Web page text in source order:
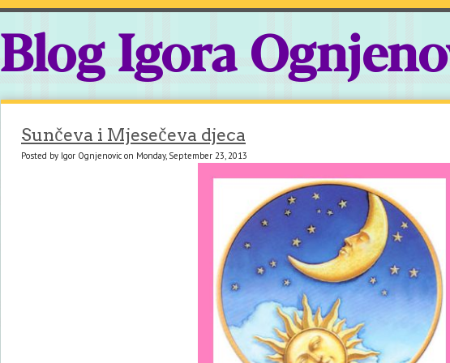
Blog Igora
Sunčeva i Mjesečeva djeca
Posted by Igor Ognjenovic on Monday, September 23, 2013